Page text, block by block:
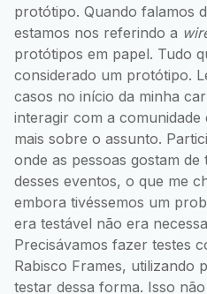
protótipo. Quando falamos
estamos nos referindo a
protótipos em papel. Tudo
considerado um protótipo.
casos no início da minha
interagir com a comunidade
mais sobre o assunto.
onde as pessoas gostam de
desses eventos, o que me
embora tivéssemos um
era testável não era
Precisávamos fazer testes
Rabisco Frames, utilizando
testar dessa forma. Isso